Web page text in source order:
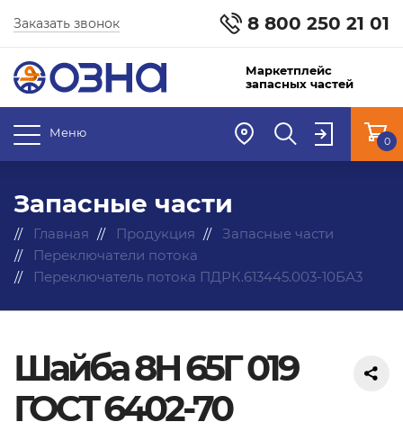
8 800 250 21 01
Заказать звонок
Маркетплейс
запасных частей
Меню
0
Запасные части
Главная Продукция
Запасные части
Переключатели потока
Переключатель потока ПДРК.613445.003-10БА3
Шайба 8H 65Г 019
ГОСТ 6402-70